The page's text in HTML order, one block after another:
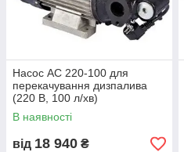
Насос AC 220-100 для
перекачування дизпалива
(220 В, 100 л/хв)
В наявності
від 18 940 ₴